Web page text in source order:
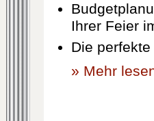
Ihrer Feier
Die
» Mehr